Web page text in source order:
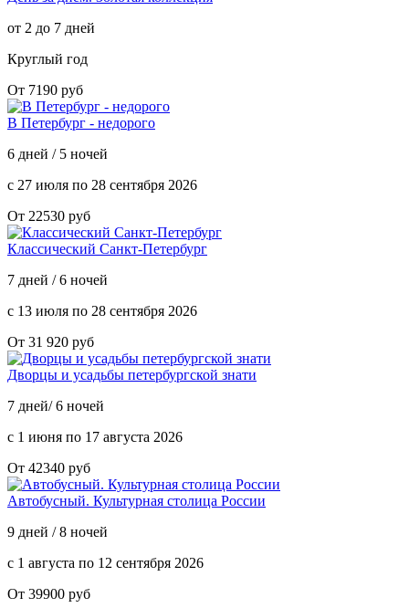
от 2 до 7 дней
Круглый год
От 7190 руб
В Петербург - недорого
6 дней / 5 ночей
с 27 июля по 28 сентября 2026
От 22530 руб
Классический Санкт-Петербург
7 дней / 6 ночей
с 13 июля по 28 сентября 2026
От 31 920 руб
Дворцы и усадьбы петербургской знати
7 дней/ 6 ночей
с 1 июня по 17 августа 2026
От 42340 руб
Автобусный. Культурная столица России
9 дней / 8 ночей
с 1 августа по 12 сентября 2026
От 39900 руб